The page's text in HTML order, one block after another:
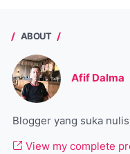
ABOUT
Afif Dalma
Blogger yang suka
View my complete